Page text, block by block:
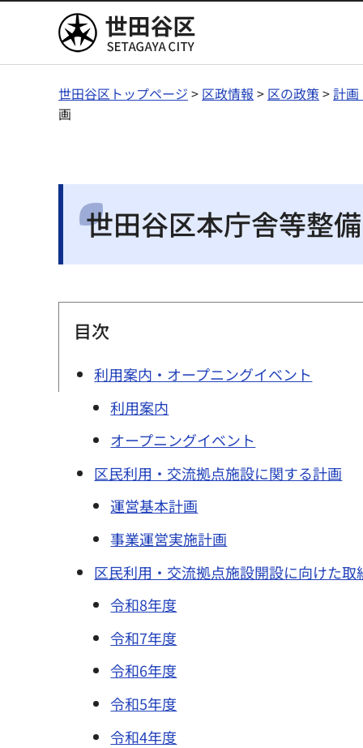
世田谷区
世田谷区トップページ > 区政情報 > 区の政策>計画
画
世田谷区本庁舎等整
目次
利用案内・オープニングイベント
利用案内
オープニングイベント
区民利用・交流拠点施設に関する計画
運営基本計画
事業運営実施計画
区民利用・交流拠点施設開設に向けた取
令和8年度
令和7年度
令和6年度
令和5年度
令和4年度